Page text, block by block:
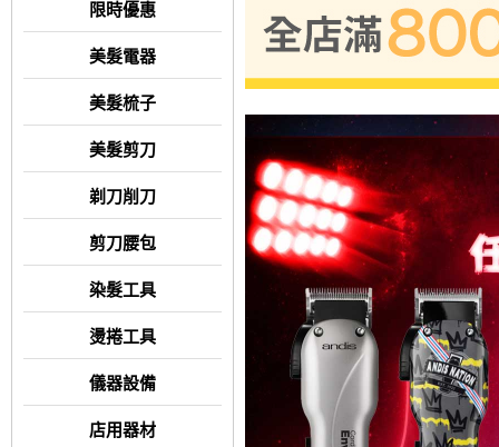
限時優惠
美髮電器
美髮梳子
美髮剪刀
剃刀削刀
剪刀腰包
染髮工具
燙捲工具
儀器設備
店用器材